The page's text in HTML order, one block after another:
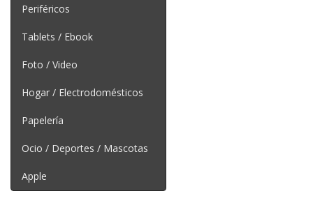
Periféricos
Tablets / Ebook
Foto / Video
Hogar / Electrodomésticos
Papelería
Ocio / Deportes / Mascotas
Apple